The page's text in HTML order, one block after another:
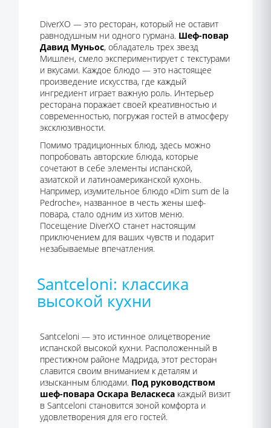
DiverXO — это ресторан, который не оставит
равнодушным ни одного гурмана. Шеф-повар
Давид Муньос, обладатель трех звезд
Мишлен, смело экспериментирует с текстурами
и вкусами. Каждое блюдо — это настоящее
произведение искусства, где каждый
ингредиент играет важную роль. Интерьер
ресторана поражает своей креативностью и
современностью, погружая гостей в атмосферу
эксклюзивности.
Помимо традиционных блюд, здесь можно
попробовать авторские блюда, которые
сочетают в себе элементы испанской,
азиатской и латиноамериканской кухонь.
Например, изумительное блюдо «Dim sum de la
Pedroche», названное в честь жены шеф-
повара, стало одним из хитов меню.
Посещение DiverXO станет настоящим
приключением для ваших чувств и подарит
незабываемые впечатления.
Santceloni: классика
высокой кухни
Santceloni — это истинное олицетворение
испанской высокой кухни. Расположенный в
престижном районе Мадрида, этот ресторан
славится своим вниманием к деталям и
изысканным блюдами. Под руководством
шеф-повара Оскара Веласкеса каждый визит
в Santceloni становится зоной комфорта и
удовлетворения для его гостей.